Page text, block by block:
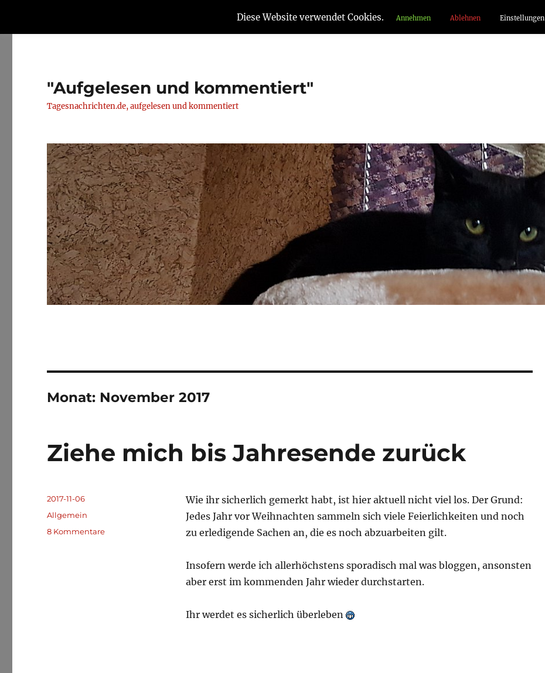
"Aufgelesen und kommentiert"
Tagesnachrichten.de, aufgelesen und kommentiert
Monat: November 2017
Ziehe mich bis Jahresende zurück
Wie ihr sicherlich gemerkt habt, ist hier aktuell nicht viel los. Der Grund:
Jedes Jahr vor Weihnachten sammeln sich viele Feierlichkeiten und noch
zu erledigende Sachen an, die es noch abzuarbeiten gilt.
Insofern werde ich allerhöchstens sporadisch mal was bloggen, ansonsten
aber erst im kommenden Jahr wieder durchstarten.
Ihr werdet es sicherlich überleben
Veröffentlicht
am
2017-11-06
Kategorien
Allgemein
8 Kommentarezu
Diese Website verwendet Cookies. Annehmen Ablehnen Einstellungen